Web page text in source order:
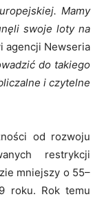
Mamy
swoje loty na
agencji Newseria
do takiego
i czytelne
od rozwoju
restrykcji
mniejszy o 55–
roku. Rok temu